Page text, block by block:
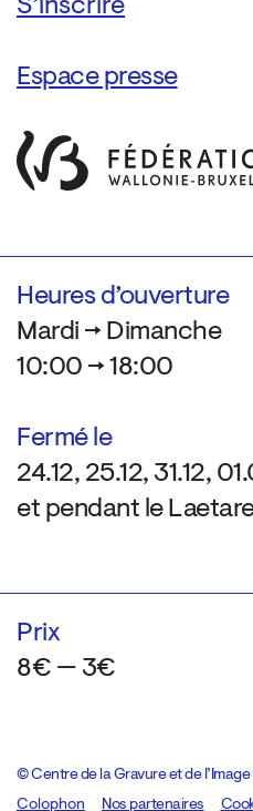
Espace presse
Heures d’ouverture
Mardi → Dimanche
10:00 → 18:00
Fermé le
24.12, 25.12, 31.12,
et pendant le
Prix
8€ — 3€
© Centre de la Gravure et de
Colophon
Design:Marcel Kaczmarek, code:
Nos partenaires